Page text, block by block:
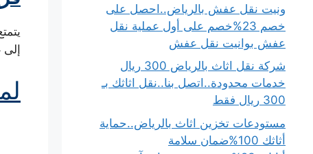
إلى
ونيت نقل عفش بالرياض..احصل على
خصم 23%خصم على أول عملية نقل
عفش بوانيت نقل عفش
شركة نقل اثاث بالرياض 300 ريال
خدمات محدودة..اتصل بنا..نقل اثاثك بـ
300 ريال فقط
مستودعات تخزين اثاث بالرياض..حماية
أثاثك 100%ضمان سلامة